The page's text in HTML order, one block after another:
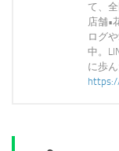
て、
店舗•
ログ
中。
に歩